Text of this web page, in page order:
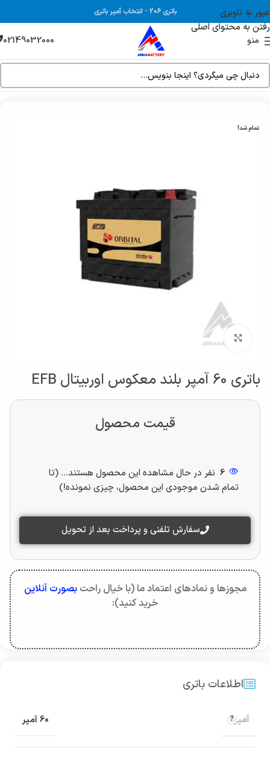
عبور به ناوبری
رفتن به محتوای اصلی
باتری 206 - انتخاب آمپر باتری
منو 02149032000
خانه فروشگاه باتری ماشین
تمام شد!
بزرگنمایی تصویر
باتری 60 آمپر بلند معکوس اوربیتال EFB
قیمت محصول
6 نفر در حال مشاهده این محصول هستند... (تا
تمام شدن موجودی این محصول، چیزی نمونده!)
سفارش تلفنی و پرداخت بعد از تحویل
مجوزها و نمادهای اعتماد ما (با خیال راحتبصورت آنلاین
خرید کنید):
اطلاعات باتری
آمپر 60 آمپر